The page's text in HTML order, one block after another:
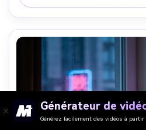
Générateur de
Générez facilement des vidéos à partir